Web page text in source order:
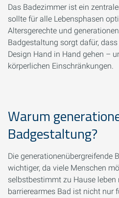
Das Badezimmer ist ein
sollte für alle Lebensphasen
Altersgerechte und
Badgestaltung sorgt dafür,
Design Hand in Hand gehen –
körperlichen Einschränkungen.
Warum
Badgestaltung?
Die generationenübergreifende
wichtiger, da viele Menschen
selbstbestimmt zu Hause leben
barrierearmes Bad ist nicht nur